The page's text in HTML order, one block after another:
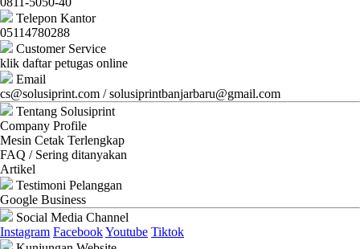
Telepon Kantor
05114780288
Customer Service
klik daftar petugas online
Email
cs@solusiprint.com / solusiprintbanjarbaru@gmail.com
Tentang Solusiprint
Company Profile
Mesin Cetak Terlengkap
FAQ / Sering ditanyakan
Artikel
Testimoni Pelanggan
Google Business
Social Media Channel
Instagram FacebookYoutube Tiktok